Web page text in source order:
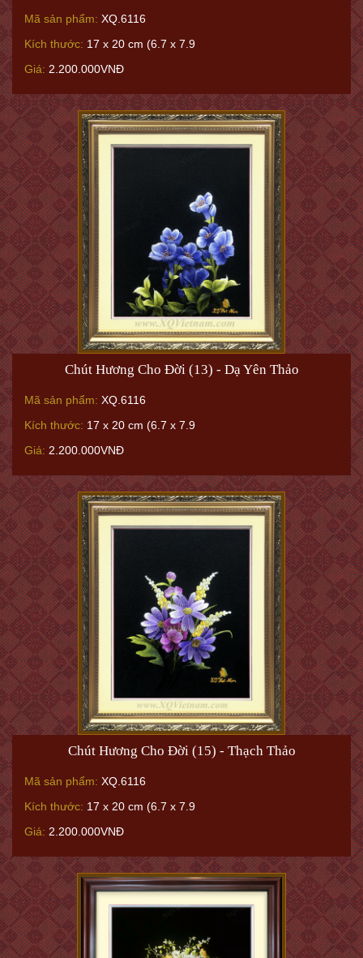
Mã sản phẩm: XQ.6116
Kích thước: 17 x 20 cm (6.7 x 7.9
Giá: 2.200.000VNĐ
Chút Hương Cho Đời (13) - Dạ Yên Thảo
Mã sản phẩm: XQ.6116
Kích thước: 17 x 20 cm (6.7 x 7.9
Giá: 2.200.000VNĐ
Chút Hương Cho Đời (15) - Thạch Thảo
Mã sản phẩm: XQ.6116
Kích thước: 17 x 20 cm (6.7 x 7.9
Giá: 2.200.000VNĐ